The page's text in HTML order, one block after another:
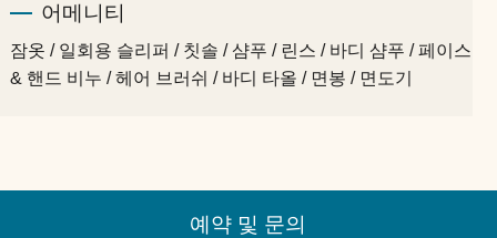
어메니티
잠옷 / 일회용 슬리퍼 / 칫솔 / 샴푸 / 린스 / 바디 샴푸 / 페이스
& 핸드 비누 / 헤어 브러쉬 / 바디 타올 / 면봉 / 면도기
예약 및 문의